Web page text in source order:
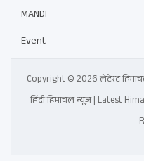
MANDI
Event
Copyright © 2026 लेटेस्ट
हिंदी हिमाचल न्यूज़ | Latest